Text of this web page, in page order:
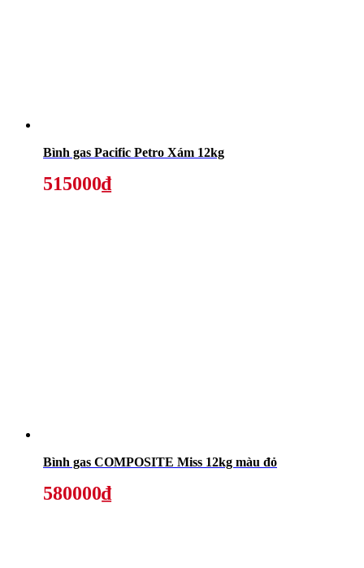
Bình gas Pacific Petro Xám 12kg
515000₫
Bình gas COMPOSITE Miss 12kg màu đỏ
580000₫